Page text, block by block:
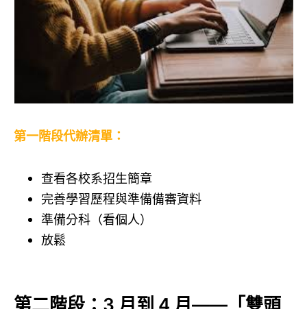
第一階段代辦清單：
查看各校系招生簡章
完善學習歷程與準備備審資料
準備分科（看個人）
放鬆
第二階段：3 月到 4 月——「雙頭